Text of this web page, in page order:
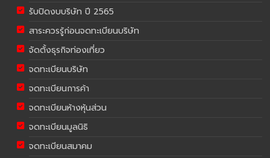
รับปิดงบบริษัท ปี 2565
สาระควรรู้ก่อนจดทะเบียนบริษัท
จัดตั้งธุรกิจท่องเที่ยว
จดทะเบียนบริษัท
จดทะเบียนการค้า
จดทะเบียนห้างหุ้นส่วน
จดทะเบียนมูลนิธิ
จดทะเบียนสมาคม